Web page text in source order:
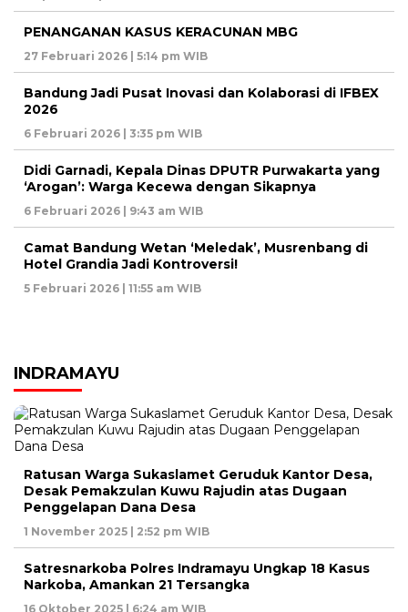
PENANGANAN KASUS KERACUNAN MBG
27 Februari 2026 | 5:14 pm WIB
Bandung Jadi Pusat Inovasi dan Kolaborasi di IFBEX
2026
6 Februari 2026 | 3:35 pm WIB
Didi Garnadi, Kepala Dinas DPUTR Purwakarta yang
‘Arogan’: Warga Kecewa dengan Sikapnya
6 Februari 2026 | 9:43 am WIB
Camat Bandung Wetan ‘Meledak’, Musrenbang di
Hotel Grandia Jadi Kontroversi!
5 Februari 2026 | 11:55 am WIB
INDRAMAYU
Ratusan Warga Sukaslamet Geruduk Kantor Desa,
Desak Pemakzulan Kuwu Rajudin atas Dugaan
Penggelapan Dana Desa
1 November 2025 | 2:52 pm WIB
Satresnarkoba Polres Indramayu Ungkap 18 Kasus
Narkoba, Amankan 21 Tersangka
16 Oktober 2025 | 6:24 am WIB